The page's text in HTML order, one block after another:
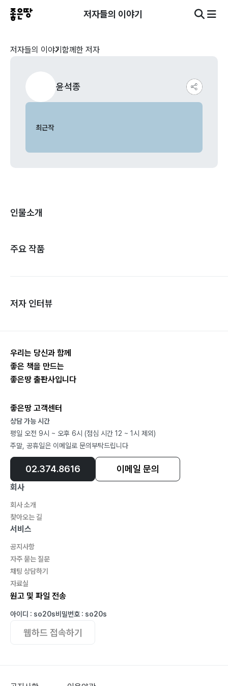
저자들의 이야기
저자들의 이야기 함께한 저자
윤석종
최근작
인물소개
주요 작품
저자 인터뷰
우리는 당신과 함께
좋은 책을 만드는
좋은땅 출판사입니다
좋은땅 고객센터
상담 가능 시간
평일 오전 9시 ~ 오후 6시 (점심 시간 12 ~ 1시 제외)
주말, 공휴일은 이메일로 문의부탁드립니다
02.374.8616 이메일 문의
회사
회사 소개
찾아오는 길
서비스
공지사항
자주 묻는 질문
채팅 상담하기
자료실
원고 및 파일 전송
아이디 : so20s비밀번호 : so20s
웹하드 접속하기